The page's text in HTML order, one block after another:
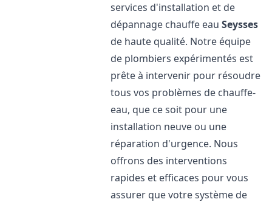
services d'installation et de
dépannage chauffe eauSeysses
de haute qualité. Notre équipe
de plombiers expérimentés est
prête à intervenir pour résoudre
tous vos problèmes de chauffe-
eau, que ce soit pour une
installation neuve ou une
réparation d'urgence. Nous
offrons des interventions
rapides et efficaces pour vous
assurer que votre système de